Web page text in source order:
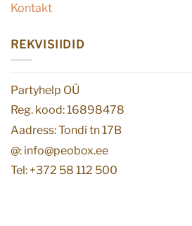
Kontakt
REKVISIIDID
Partyhelp OÜ
Reg. kood: 16898478
Aadress: Tondi tn 17B
@: info@peobox.ee
Tel: +372 58 112 500